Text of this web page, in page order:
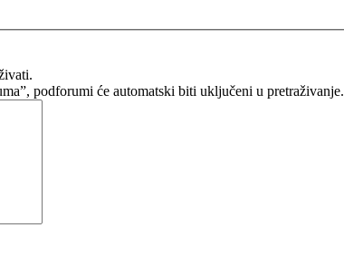
podforumi će automatski biti uključeni u pretraživanje.